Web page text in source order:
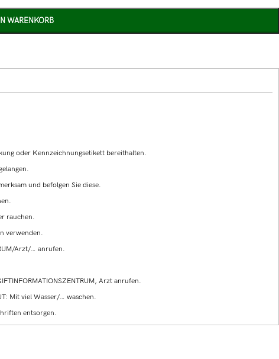
WARENKORB
oder Kennzeichnungsetikett bereithalten.
und befolgen Sie diese.
rauchen.
verwenden.
Arzt/… anrufen.
Arzt anrufen.
Mit viel Wasser/… waschen.
entsorgen.